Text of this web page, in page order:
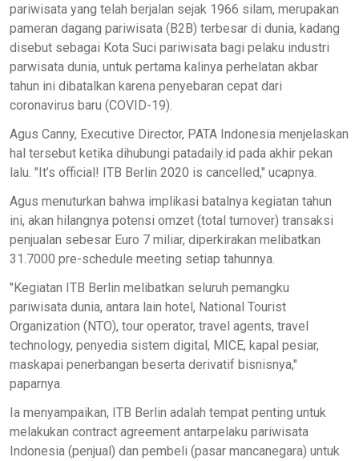
pariwisata yang telah berjalan sejak 1966 silam, merupakan
pameran dagang pariwisata (B2B) terbesar di dunia, kadang
disebut sebagai Kota Suci pariwisata bagi pelaku industri
parwisata dunia, untuk pertama kalinya perhelatan akbar
tahun ini dibatalkan karena penyebaran cepat dari
coronavirus baru (COVID-19).
Agus Canny, Executive Director, PATA Indonesia menjelaskan
hal tersebut ketika dihubungi patadaily.id pada akhir pekan
lalu. "It’s official! ITB Berlin 2020 is cancelled," ucapnya.
Agus menuturkan bahwa implikasi batalnya kegiatan tahun
ini, akan hilangnya potensi omzet (total turnover) transaksi
penjualan sebesar Euro 7 miliar, diperkirakan melibatkan
31.7000 pre-schedule meeting setiap tahunnya.
"Kegiatan ITB Berlin melibatkan seluruh pemangku
pariwisata dunia, antara lain hotel, National Tourist
Organization (NTO), tour operator, travel agents, travel
technology, penyedia sistem digital, MICE, kapal pesiar,
maskapai penerbangan beserta derivatif bisnisnya,"
paparnya.
Ia menyampaikan, ITB Berlin adalah tempat penting untuk
melakukan contract agreement antarpelaku pariwisata
Indonesia (penjual) dan pembeli (pasar mancanegara) untuk